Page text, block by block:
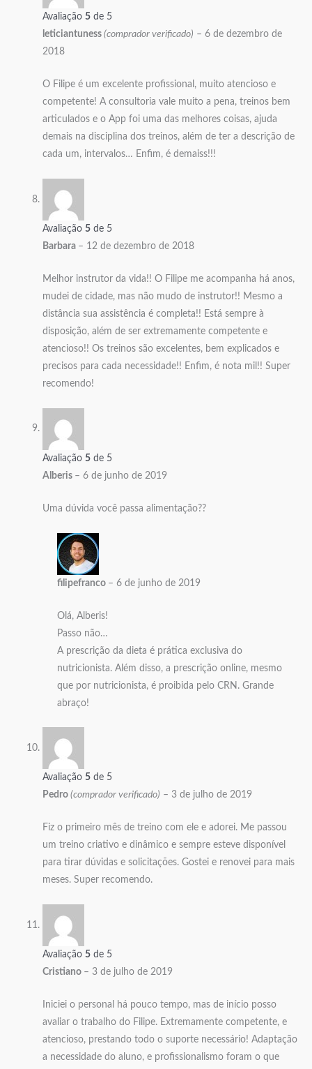
Avaliação5 de 5
leticiantuness(comprador verificado) – 6 de dezembro de
2018
O Filipe é um excelente profissional, muito atencioso e
competente! A consultoria vale muito a pena, treinos bem
articulados e o App foi uma das melhores coisas, ajuda
demais na disciplina dos treinos, além de ter a descrição de
cada um, intervalos… Enfim, é demaiss!!!
Avaliação5 de 5
Barbara – 12 de dezembro de 2018
Melhor instrutor da vida!! O Filipe me acompanha há anos,
mudei de cidade, mas não mudo de instrutor!! Mesmo a
distância sua assistência é completa!! Está sempre à
disposição, além de ser extremamente competente e
atencioso!! Os treinos são excelentes, bem explicados e
precisos para cada necessidade!! Enfim, é nota mil!! Super
recomendo!
Avaliação5 de 5
Alberis – 6 de junho de 2019
Uma dúvida você passa alimentação??
filipefranco – 6 de junho de 2019
Olá, Alberis!
Passo não…
A prescrição da dieta é prática exclusiva do
nutricionista. Além disso, a prescrição online, mesmo
que por nutricionista, é proibida pelo CRN. Grande
abraço!
Avaliação5 de 5
Pedro(comprador verificado) – 3 de julho de 2019
Fiz o primeiro mês de treino com ele e adorei. Me passou
um treino criativo e dinâmico e sempre esteve disponível
para tirar dúvidas e solicitações. Gostei e renovei para mais
meses. Super recomendo.
Avaliação5 de 5
Cristiano – 3 de julho de 2019
Iniciei o personal há pouco tempo, mas de início posso
avaliar o trabalho do Filipe. Extremamente competente, e
atencioso, prestando todo o suporte necessário! Adaptação
a necessidade do aluno, e profissionalismo foram o que